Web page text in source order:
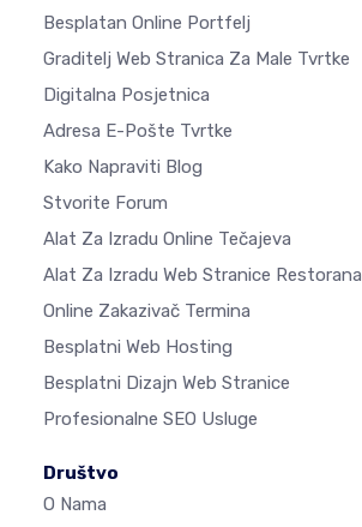
Besplatan Online Portfelj
Graditelj Web Stranica Za Male Tvrtke
Digitalna Posjetnica
Adresa E-Pošte Tvrtke
Kako Napraviti Blog
Stvorite Forum
Alat Za Izradu Online Tečajeva
Alat Za Izradu Web Stranice Restorana
Online Zakazivač Termina
Besplatni Web Hosting
Besplatni Dizajn Web Stranice
Profesionalne SEO Usluge
Društvo
O Nama